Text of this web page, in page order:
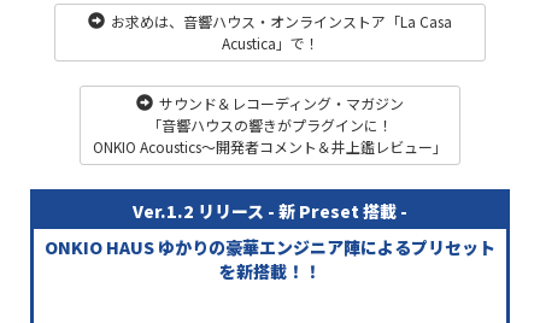
お求めは、音響ハウス・オンラインストア「La Casa
Acustica」で！
サウンド＆レコーディング・マガジン
「音響ハウスの響きがプラグインに！
ONKIO Acoustics〜開発者コメント＆井上鑑レビュー」
Ver.1.2 リリース - 新 Preset 搭載 -
ONKIO HAUS ゆかりの豪華エンジニア陣によるプリセット
を新搭載！！